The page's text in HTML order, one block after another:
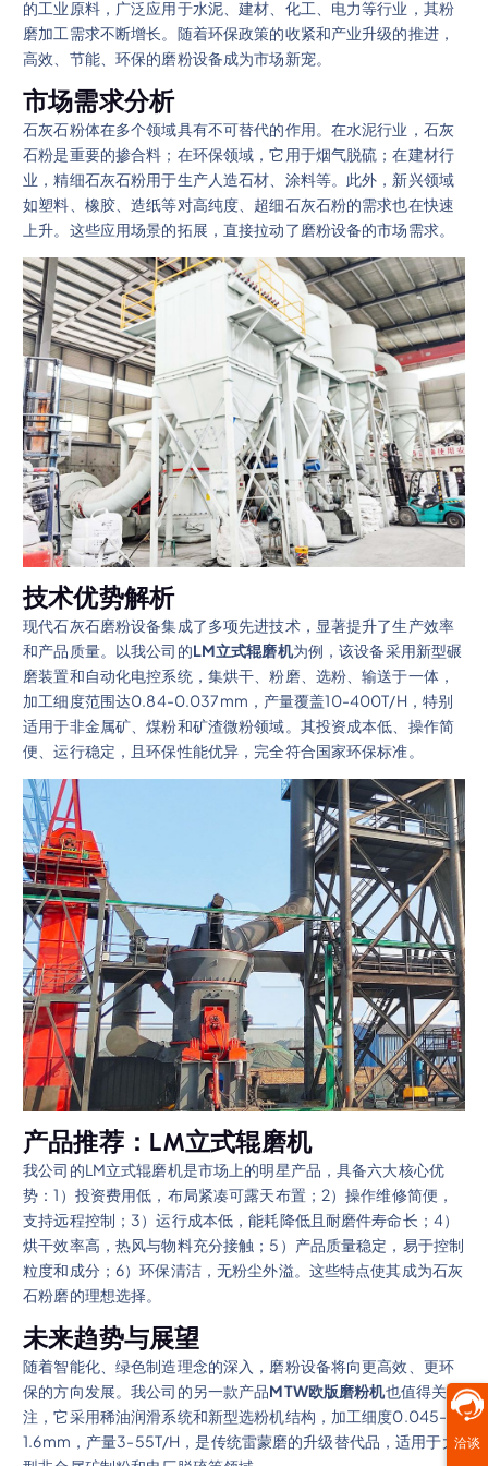
的工业原料，广泛应用于水泥、建材、化工、电力等行业，其粉
磨加工需求不断增长。随着环保政策的收紧和产业升级的推进，
高效、节能、环保的磨粉设备成为市场新宠。
市场需求分析
石灰石粉体在多个领域具有不可替代的作用。在水泥行业，石灰
石粉是重要的掺合料；在环保领域，它用于烟气脱硫；在建材行
业，精细石灰石粉用于生产人造石材、涂料等。此外，新兴领域
如塑料、橡胶、造纸等对高纯度、超细石灰石粉的需求也在快速
上升。这些应用场景的拓展，直接拉动了磨粉设备的市场需求。
技术优势解析
现代石灰石磨粉设备集成了多项先进技术，显著提升了生产效率
和产品质量。以我公司的LM立式辊磨机为例，该设备采用新型碾
磨装置和自动化电控系统，集烘干、粉磨、选粉、输送于一体，
加工细度范围达0.84-0.037mm，产量覆盖10-400T/H，特别
适用于非金属矿、煤粉和矿渣微粉领域。其投资成本低、操作简
便、运行稳定，且环保性能优异，完全符合国家环保标准。
产品推荐：LM立式辊磨机
我公司的LM立式辊磨机是市场上的明星产品，具备六大核心优
势：1）投资费用低，布局紧凑可露天布置；2）操作维修简便，
支持远程控制；3）运行成本低，能耗降低且耐磨件寿命长；4）
烘干效率高，热风与物料充分接触；5）产品质量稳定，易于控制
粒度和成分；6）环保清洁，无粉尘外溢。这些特点使其成为石灰
石粉磨的理想选择。
未来趋势与展望
随着智能化、绿色制造理念的深入，磨粉设备将向更高效、更环
保的方向发展。我公司的另一款产品MTW欧版磨粉机也值得关
注，它采用稀油润滑系统和新型选粉机结构，加工细度0.045-
1.6mm，产量3-55T/H，是传统雷蒙磨的升级替代品，适用于大洽谈